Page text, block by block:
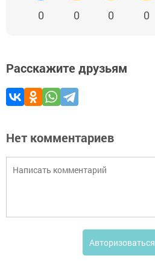
0 0 0 0
Расскажите друзьям
Нет комментариев
Авторизоваться